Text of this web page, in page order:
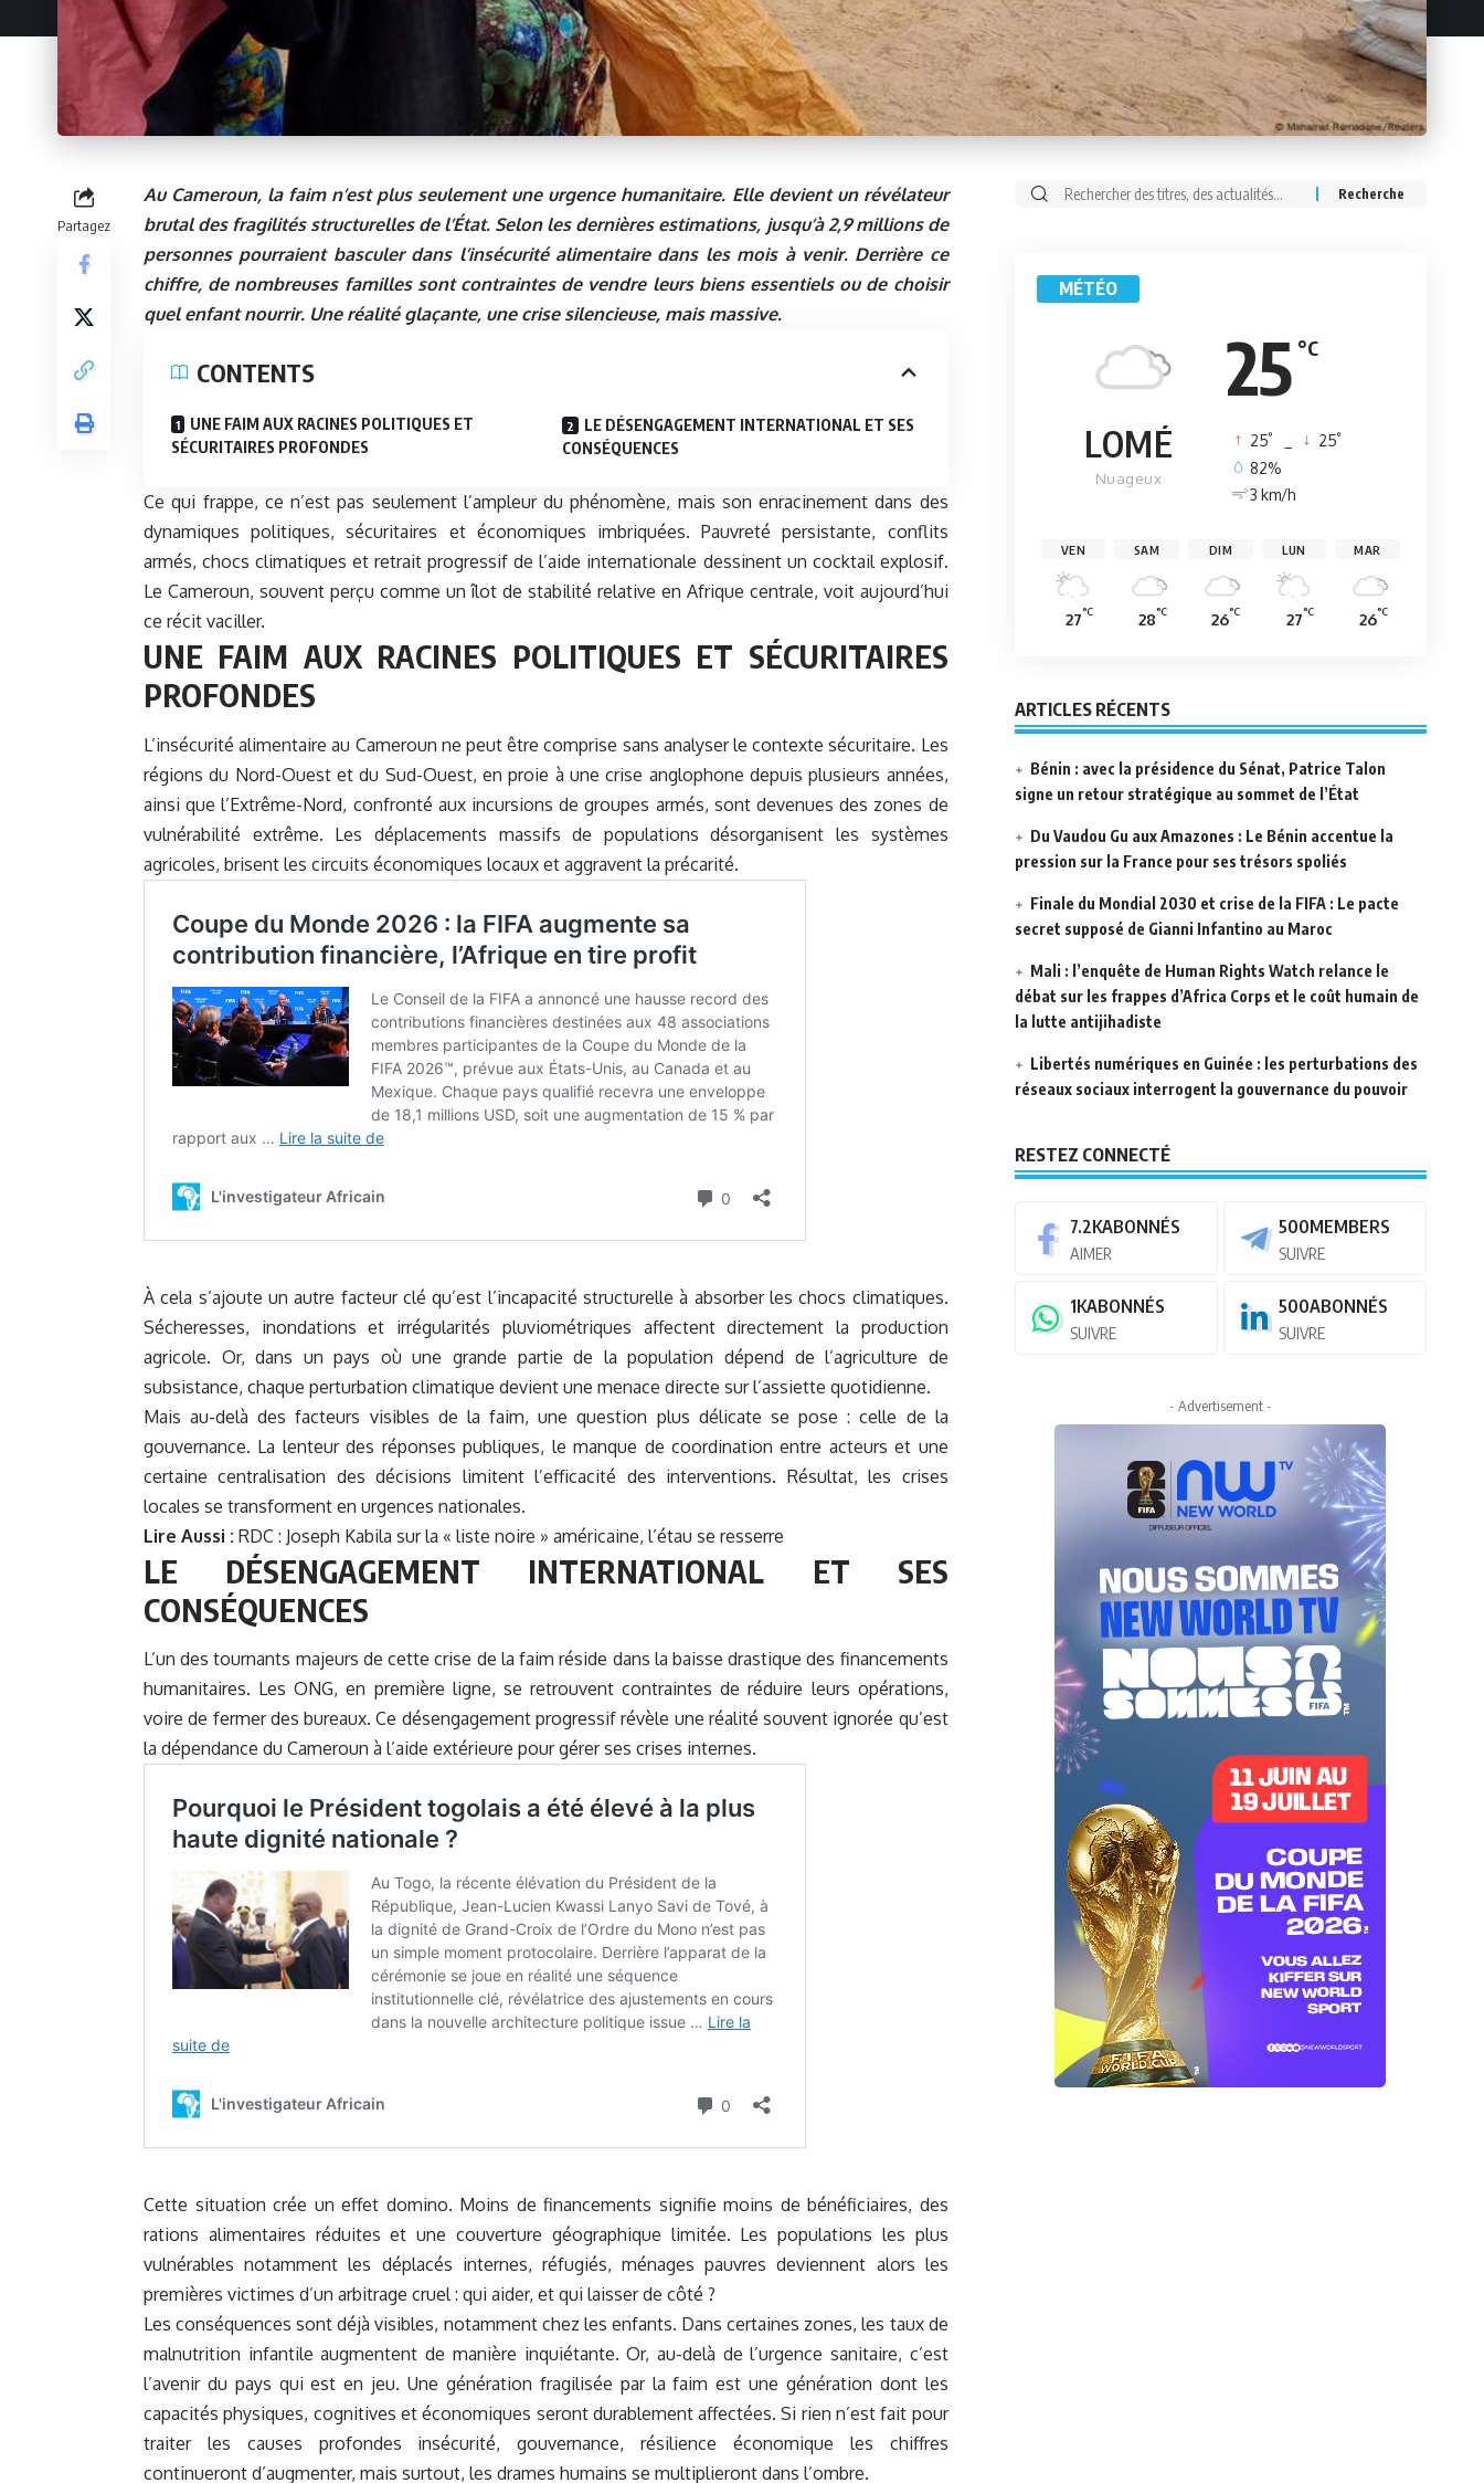
Partagez
Au Cameroun, la faim n’est plus seulement une urgence humanitaire. Elle devient un révélateur
brutal des fragilités structurelles de l’État. Selon les dernières estimations, jusqu’à 2,9 millions de
personnes pourraient basculer dans l’insécurité alimentaire dans les mois à venir. Derrière ce
chiffre, de nombreuses familles sont contraintes de vendre leurs biens essentiels ou de choisir
quel enfant nourrir. Une réalité glaçante, une crise silencieuse, mais massive.
CONTENTS
UNE FAIM AUX RACINES POLITIQUES ET
SÉCURITAIRES PROFONDES
LE DÉSENGAGEMENT INTERNATIONAL ET SES
CONSÉQUENCES
Ce qui frappe, ce n’est pas seulement l’ampleur du phénomène, mais son enracinement dans des
dynamiques politiques, sécuritaires et économiques imbriquées. Pauvreté persistante, conflits
armés, chocs climatiques et retrait progressif de l’aide internationale dessinent un cocktail explosif.
Le Cameroun, souvent perçu comme un îlot de stabilité relative en Afrique centrale, voit aujourd’hui
ce récit vaciller.
UNE FAIM AUX RACINES POLITIQUES ET SÉCURITAIRES
PROFONDES
L’insécurité alimentaire au Cameroun ne peut être comprise sans analyser le contexte sécuritaire. Les
régions du Nord-Ouest et du Sud-Ouest, en proie à une crise anglophone depuis plusieurs années,
ainsi que l’Extrême-Nord, confronté aux incursions de groupes armés, sont devenues des zones de
vulnérabilité extrême. Les déplacements massifs de populations désorganisent les systèmes
agricoles, brisent les circuits économiques locaux et aggravent la précarité.
À cela s’ajoute un autre facteur clé qu’est l’incapacité structurelle à absorber les chocs climatiques.
Sécheresses, inondations et irrégularités pluviométriques affectent directement la production
agricole. Or, dans un pays où une grande partie de la population dépend de l’agriculture de
subsistance, chaque perturbation climatique devient une menace directe sur l’assiette quotidienne.
Mais au-delà des facteurs visibles de la faim, une question plus délicate se pose : celle de la
gouvernance. La lenteur des réponses publiques, le manque de coordination entre acteurs et une
certaine centralisation des décisions limitent l’efficacité des interventions. Résultat, les crises
locales se transforment en urgences nationales.
Lire Aussi : RDC : Joseph Kabila sur la « liste noire » américaine, l’étau se resserre
LE DÉSENGAGEMENT INTERNATIONAL ET SES
CONSÉQUENCES
L’un des tournants majeurs de cette crise de la faim réside dans la baisse drastique des financements
humanitaires. Les ONG, en première ligne, se retrouvent contraintes de réduire leurs opérations,
voire de fermer des bureaux. Ce désengagement progressif révèle une réalité souvent ignorée qu’est
la dépendance du Cameroun à l’aide extérieure pour gérer ses crises internes.
Cette situation crée un effet domino. Moins de financements signifie moins de bénéficiaires, des
rations alimentaires réduites et une couverture géographique limitée. Les populations les plus
vulnérables notamment les déplacés internes, réfugiés, ménages pauvres deviennent alors les
premières victimes d’un arbitrage cruel : qui aider, et qui laisser de côté ?
Les conséquences sont déjà visibles, notamment chez les enfants. Dans certaines zones, les taux de
malnutrition infantile augmentent de manière inquiétante. Or, au-delà de l’urgence sanitaire, c’est
l’avenir du pays qui est en jeu. Une génération fragilisée par la faim est une génération dont les
capacités physiques, cognitives et économiques seront durablement affectées. Si rien n’est fait pour
traiter les causes profondes insécurité, gouvernance, résilience économique les chiffres
continueront d’augmenter, mais surtout, les drames humains se multiplieront dans l’ombre.
Rechercher:
MÉTÉO
25 °C
LOMÉ
Nuageux
25° 25°
82%
3 km/h
VEN
27°C
SAM
28°C
DIM
26°C
LUN
27°C
MAR
26°C
ARTICLES RÉCENTS
Bénin : avec la présidence du Sénat, Patrice Talon
signe un retour stratégique au sommet de l’État
Du Vaudou Gu aux Amazones : Le Bénin accentue la
pression sur la France pour ses trésors spoliés
Finale du Mondial 2030 et crise de la FIFA : Le pacte
secret supposé de Gianni Infantino au Maroc
Mali : l’enquête de Human Rights Watch relance le
débat sur les frappes d’Africa Corps et le coût humain de
la lutte antijihadiste
Libertés numériques en Guinée : les perturbations des
réseaux sociaux interrogent la gouvernance du pouvoir
RESTEZ CONNECTÉ
7.2KABONNÉS
AIMER
500MEMBERS
SUIVRE
1KABONNÉS
SUIVRE
500ABONNÉS
SUIVRE
- Advertisement -